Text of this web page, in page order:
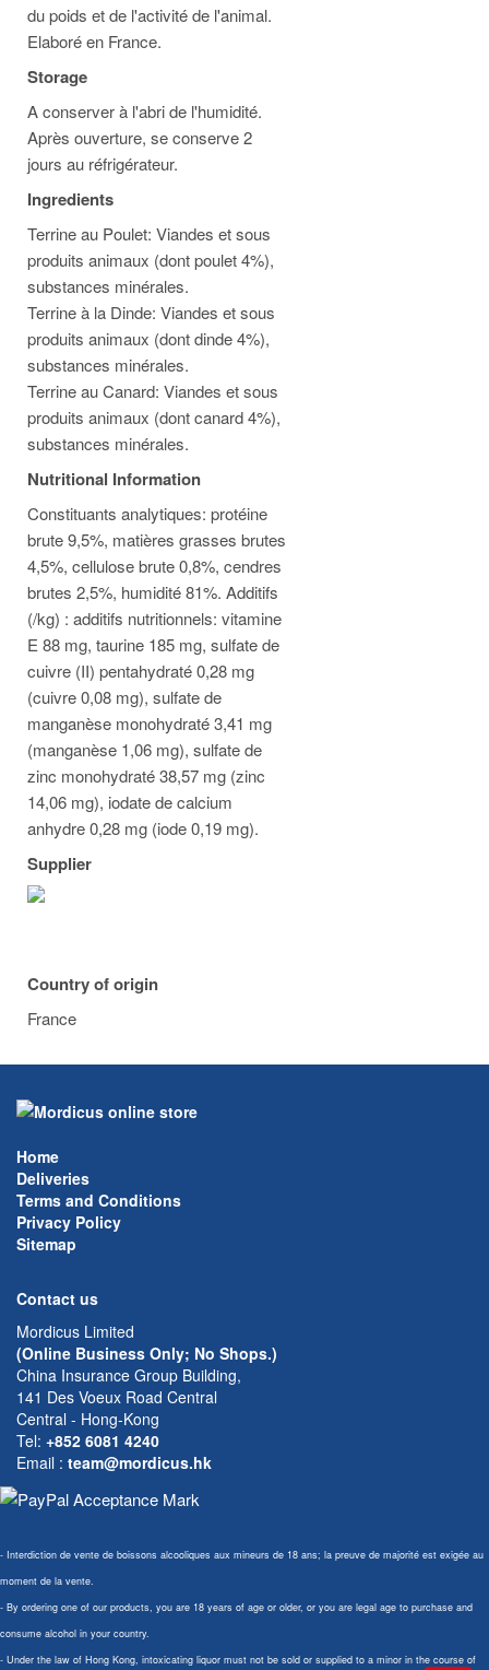
du poids et de l'activité de l'animal.
Elaboré en France.
Storage
A conserver à l'abri de l'humidité.
Après ouverture, se conserve 2
jours au réfrigérateur.
Ingredients
Terrine au Poulet: Viandes et sous
produits animaux (dont poulet 4%),
substances minérales.
Terrine à la Dinde: Viandes et sous
produits animaux (dont dinde 4%),
substances minérales.
Terrine au Canard: Viandes et sous
produits animaux (dont canard 4%),
substances minérales.
Nutritional Information
Constituants analytiques: protéine
brute 9,5%, matières grasses brutes
4,5%, cellulose brute 0,8%, cendres
brutes 2,5%, humidité 81%. Additifs
(/kg) : additifs nutritionnels: vitamine
E 88 mg, taurine 185 mg, sulfate de
cuivre (II) pentahydraté 0,28 mg
(cuivre 0,08 mg), sulfate de
manganèse monohydraté 3,41 mg
(manganèse 1,06 mg), sulfate de
zinc monohydraté 38,57 mg (zinc
14,06 mg), iodate de calcium
anhydre 0,28 mg (iode 0,19 mg).
Supplier
Country of origin
France
Home
Deliveries
Terms and Conditions
Privacy Policy
Sitemap
Contact us
Mordicus Limited
(Online Business Only; No Shops.)
China Insurance Group Building,
141 Des Voeux Road Central
Central - Hong-Kong
Tel: +852 6081 4240
Email : team@mordicus.hk
- Interdiction de vente de boissons alcooliques aux mineurs de 18 ans; la preuve de majorité est exigée au
moment de la vente.
- By ordering one of our products, you are 18 years of age or older, or you are legal age to purchase and
consume alcohol in your country.
- Under the law of Hong Kong, intoxicating liquor must not be sold or supplied to a minor in the course of